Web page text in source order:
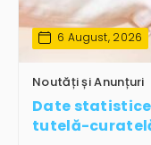
6 August, 2026
Noutăți și Anunțuri
Date
tutelă-